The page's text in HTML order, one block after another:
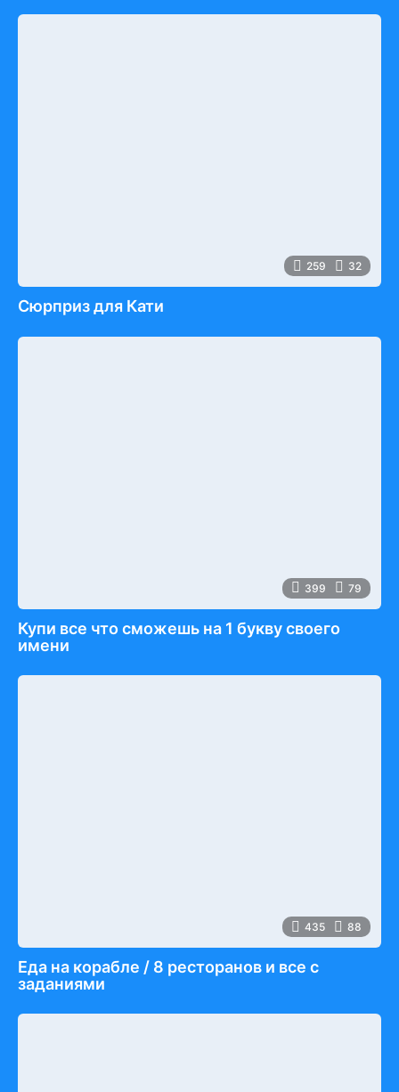
259 32
Сюрприз для Кати
399 79
Купи все что сможешь на 1 букву своего
имени
435 88
Еда на корабле / 8 ресторанов и все с
заданиями